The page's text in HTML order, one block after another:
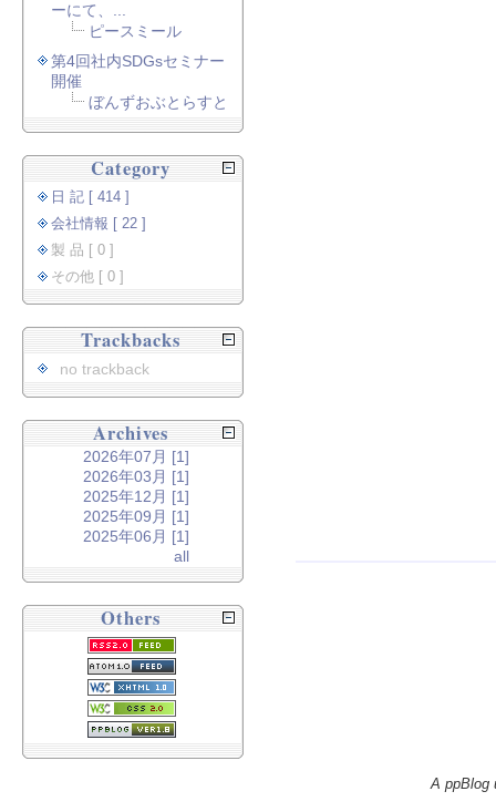
ーにて、...
ピースミール
第4回社内SDGsセミナー
開催
ぼんずおぶとらすと
Category
日 記 [ 414 ]
会社情報 [ 22 ]
製 品 [ 0 ]
その他 [ 0 ]
Trackbacks
no trackback
Archives
2026年07月 [1]
2026年03月 [1]
2025年12月 [1]
2025年09月 [1]
2025年06月 [1]
all
Others
A ppBlog